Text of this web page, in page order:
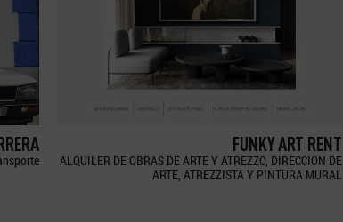
FUNKY ART RENT
ALQUILER DE OBRAS DE ARTE Y ATREZZO, DIRECCION DE
ARTE, ATREZZISTA Y PINTURA MURAL